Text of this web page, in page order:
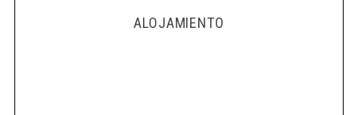
ALOJAMIENTO